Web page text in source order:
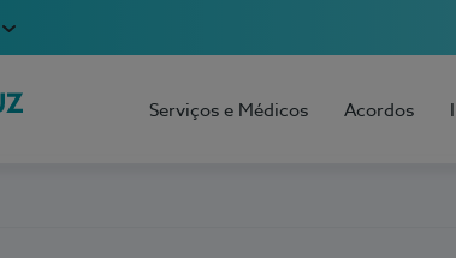
Serviços e Médicos Acordos